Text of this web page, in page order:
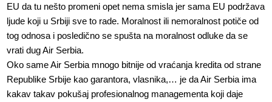
EU da tu nešto promeni opet nema smisla jer sama EU podržava
ljude koji u Srbiji sve to rade. Moralnost ili nemoralnost potiče od
tog odnosa i posledično se spušta na moralnost odluke da se
vrati dug Air Serbia.
Oko same Air Serbia mnogo bitnije od vraćanja kredita od strane
Republike Srbije kao garantora, vlasnika,… je da Air Serbia ima
kakav takav pokušaj profesionalnog managementa koji daje